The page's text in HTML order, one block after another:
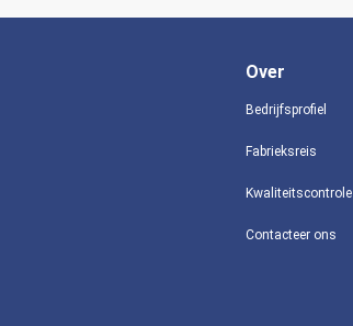
Over
Bedrijfsprofiel
Fabrieksreis
Kwaliteitscontrole
Contacteer ons